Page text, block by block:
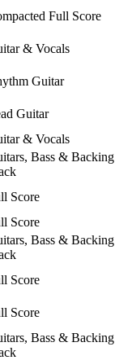
Full Score
& Vocals
Guitar
Guitar
& Vocals
Bass & Backing
Score
Score
Bass & Backing
Score
Score
Bass & Backing